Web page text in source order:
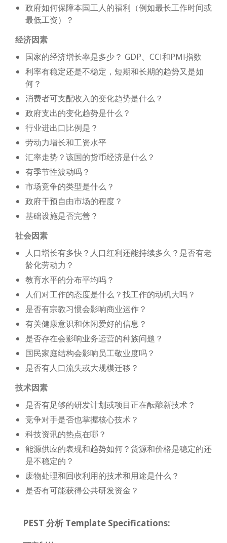
政府如何保障本国工人的福利（例如最长工作时间或
最低工资）？
经济因素
国家的经济增长率是多少？ GDP、CCI和PMI指数
利率有稳定还是不稳定，短期和长期的趋势又是如
何？
消费者可支配收入的变化趋势是什么？
政府支出的变化趋势是什么？
行业进出口比例是？
劳动力增长和工资水平
汇率走势？该国的货币经济是什么？
有季节性波动吗？
市场竞争的类型是什么？
政府干预自由市场的程度？
基础设施是否完善？
社会因素
人口增长有多快？人口红利还能持续多久？是否有老
龄化劳动力？
教育水平的分布平均吗？
人们对工作的态度是什么？找工作的动机大吗？
是否有宗教习惯会影响商业运作？
有关健康意识和休闲爱好的信息？
是否存在会影响业务运营的种族问题？
国民家庭结构会影响员工敬业度吗？
是否有人口流失或大规模迁移？
技术因素
是否有足够的研发计划或项目正在酝酿新技术？
竞争对手是否也掌握核心技术？
科技资讯的热点在哪？
能源供应的表现和趋势如何？货源和价格是稳定的还
是不稳定的？
废物处理和回收利用的技术和用途是什么？
是否有可能获得公共研发资金？
PEST 分析 Template Specifications: